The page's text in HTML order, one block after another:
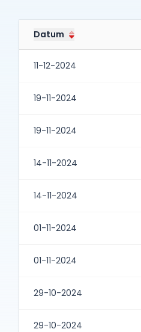
Datum
11-12-2024
19-11-2024
19-11-2024
14-11-2024
14-11-2024
01-11-2024
01-11-2024
29-10-2024
29-10-2024